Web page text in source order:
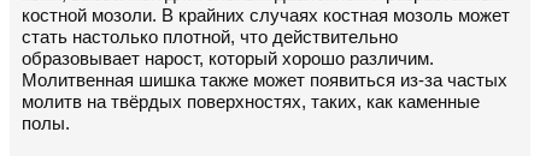
костной мозоли. В крайних случаях костная мозоль может
стать настолько плотной, что действительно
образовывает нарост, который хорошо различим.
Молитвенная шишка также может появиться из-за частых
молитв на твёрдых поверхностях, таких, как каменные
полы.